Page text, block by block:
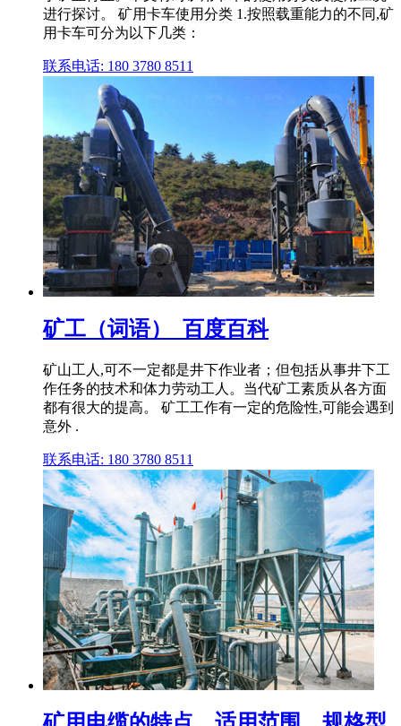
进行探讨。 矿用卡车使用分类 1.按照载重能力的不同,矿
用卡车可分为以下几类：
联系电话: 180 3780 8511
矿工（词语）_百度百科
矿山工人,可不一定都是井下作业者；但包括从事井下工
作任务的技术和体力劳动工人。当代矿工素质从各方面
都有很大的提高。 矿工工作有一定的危险性,可能会遇到
意外 .
联系电话: 180 3780 8511